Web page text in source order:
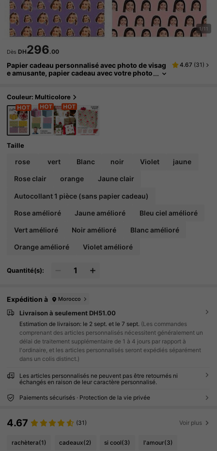
1/11
Dès DH296.00
Papier cadeau personnalisé avec photo de visag
e amusante, papier cadeau avec votre photo
4 pouces * 10,62 pouces)
4.67 (31 )
Couleur: Multicolore
Taille
rose vert Blanc noir Violet jaune
Rose clair orange Jaune clair
Autocollant 1 pièce (sans papier cadeau)
Rose amélioré Jaune amélioré Bleu ciel amélioré
Vert amélioré Noir amélioré Blanc amélioré
Orange amélioré Violet amélioré
Quantité(s):
Expédition à Morocco
Livraison à seulement DH51.00
Estimation de livraison: le 2 sept. et le 7 sept. (Les commandes
comprenant des articles personnalisés nécessitent généralement un
délai de traitement supplémentaire de 1 à 4 jours par rapport à
l'ordinaire, et les articles personnalisés seront expédiés séparément
dans un colis distinct.)
Les articles personnalisés ne peuvent pas être retournés ni
échangés en raison de leur caractère personnalisé.
Paiements sécurisés · Protection de la vie privée
4.67 (31) Voir plus
rachètera(1) cadeaux(2) si cool(3) l'amour(3)